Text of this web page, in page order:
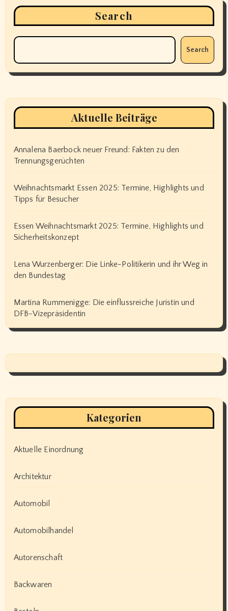
Search
Search
Aktuelle Beiträge
Annalena Baerbock neuer Freund: Fakten zu den
Trennungsgerüchten
Weihnachtsmarkt Essen 2025: Termine, Highlights und
Tipps für Besucher
Essen Weihnachtsmarkt 2025: Termine, Highlights und
Sicherheitskonzept
Lena Wurzenberger: Die Linke-Politikerin und ihr Weg in
den Bundestag
Martina Rummenigge: Die einflussreiche Juristin und
DFB-Vizepräsidentin
Kategorien
Aktuelle Einordnung
Architektur
Automobil
Automobilhandel
Autorenschaft
Backwaren